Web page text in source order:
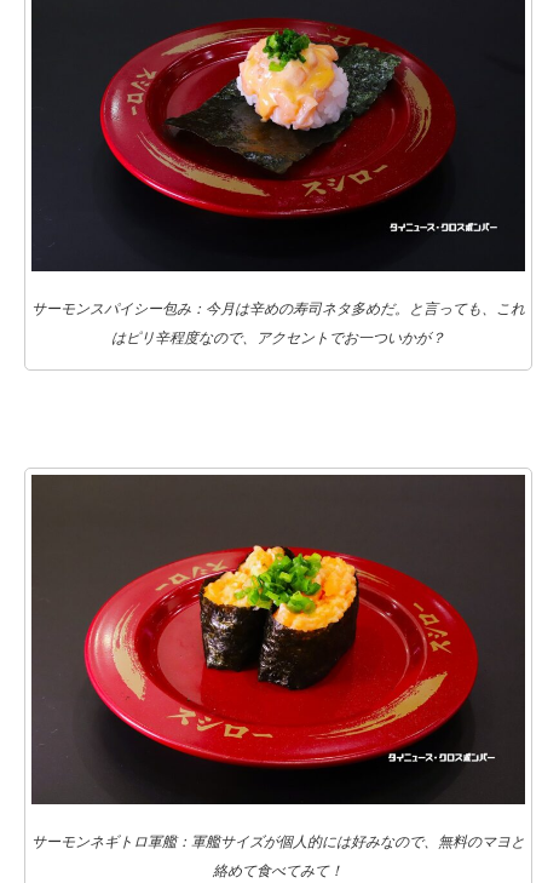
サーモンスパイシー包み：今月は辛めの寿司ネタ多めだ。と言っても、これ
はピリ辛程度なので、アクセントでお一ついかが？
サーモンネギトロ軍艦：軍艦サイズが個人的には好みなので、無料のマヨと
絡めて食べてみて！